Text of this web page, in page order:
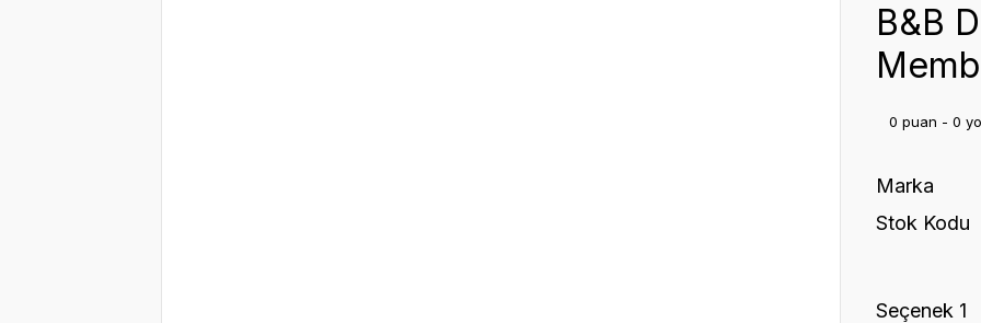
B&B
0 puan - 0
Marka
Stok Kodu
Seçenek 1